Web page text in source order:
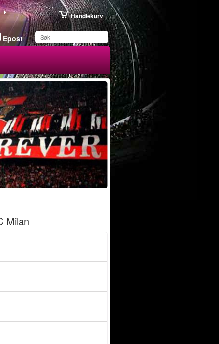
Epost
Handlekurv
Du har lagret dette
produktet på listen din
Milan